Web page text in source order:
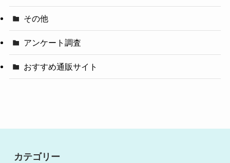
その他
アンケート調査
おすすめ通販サイト
カテゴリー